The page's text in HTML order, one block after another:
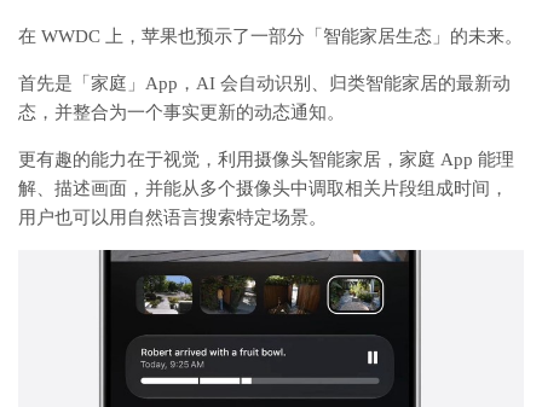
在 WWDC 上，苹果也预示了一部分「智能家居生态」的未来。
首先是「家庭」App，AI 会自动识别、归类智能家居的最新动
态，并整合为一个事实更新的动态通知。
更有趣的能力在于视觉，利用摄像头智能家居，家庭 App 能理
解、描述画面，并能从多个摄像头中调取相关片段组成时间，
用户也可以用自然语言搜索特定场景。